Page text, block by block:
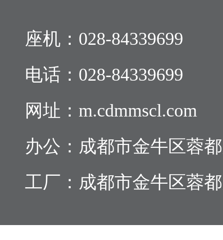
座机： 028-84339699
电话： 028-84339699
网址：m.cdmmscl.com
办公：成都市金牛区蓉
工厂：成都市金牛区蓉